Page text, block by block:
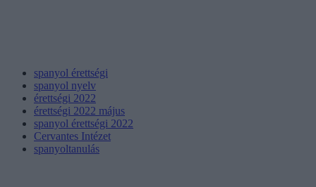
spanyol érettségi
spanyol nyelv
érettségi 2022
érettségi 2022 május
spanyol érettségi 2022
Cervantes Intézet
spanyoltanulás